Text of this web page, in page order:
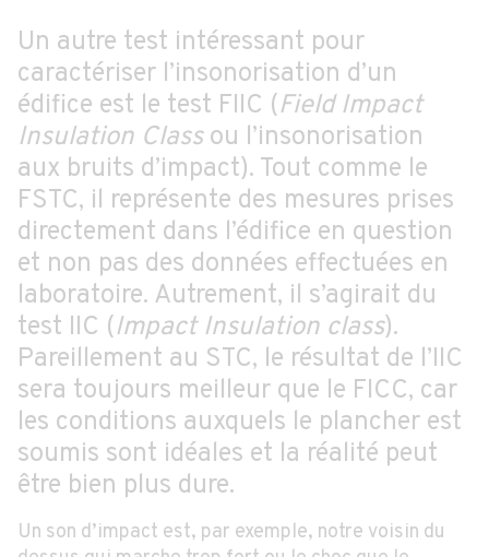
Un autre test intéressant pour
caractériser l’insonorisation d’un
édifice est le test FIIC (Field Impact
Insulation Classou l’insonorisation
aux bruits d’impact). Tout comme le
FSTC, il représente des mesures prises
directement dans l’édifice en question
et non pas des données effectuées en
laboratoire. Autrement, il s’agirait du
test IIC (Impact Insulation class).
Pareillement au STC, le résultat de l’IIC
sera toujours meilleur que le FICC, car
les conditions auxquels le plancher est
soumis sont idéales et la réalité peut
être bien plus dure.
Un son d’impact est, par exemple, notre voisin du